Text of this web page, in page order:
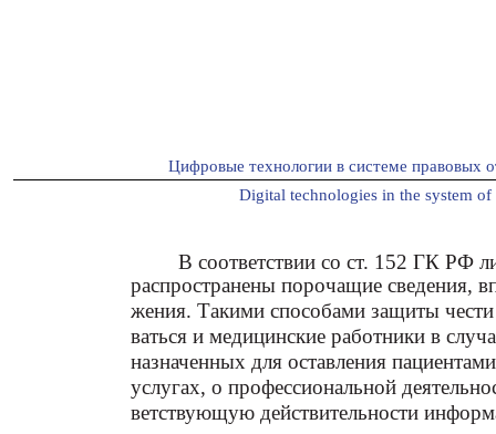
Цифровые технологии в системе правовых
Digital technologies in the system
В соответствии со ст. 152 ГК РФ
распространены порочащие сведения,
жения. Такими способами защиты
ваться и медицинские работники в
назначенных для оставления
услугах, о профессиональной
ветствующую действительности